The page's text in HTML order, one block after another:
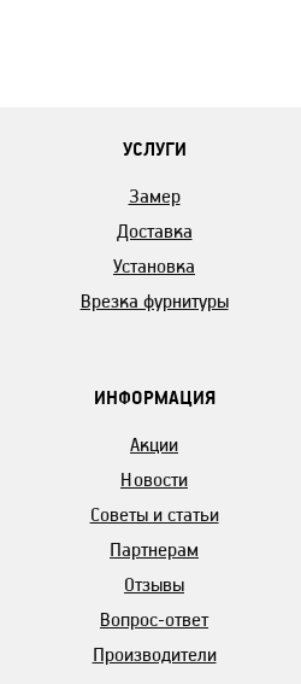
УСЛУГИ
Замер
Доставка
Установка
Врезка фурнитуры
ИНФОРМАЦИЯ
Акции
Новости
Советы и статьи
Партнерам
Отзывы
Вопрос-ответ
Производители